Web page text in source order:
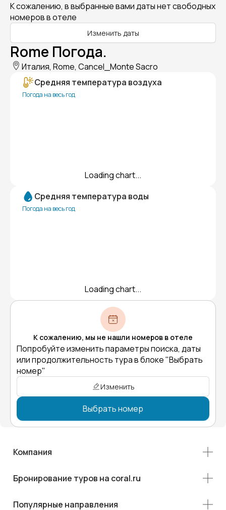
К сожалению, в выбранные вами даты нет свободных
номеров в отеле
Изменить даты
Rome Погода.
Италия, Rome, Cancel_Monte Sacro
Средняя температура воздуха
Погода на весь год
Loading chart...
Средняя температура воды
Погода на весь год
Loading chart...
К сожалению, мы не нашли номеров в отеле
Попробуйте изменить параметры поиска, даты
или продолжительность тура в блоке "Выбрать
номер"
Изменить
Выбрать номер
Компания
Бронирование туров на coral.ru
Популярные направления